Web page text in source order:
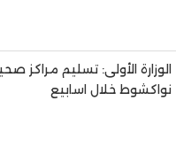
الوزارة الأولى: تسليم مراكز
نواكشوط خلال اسابيع